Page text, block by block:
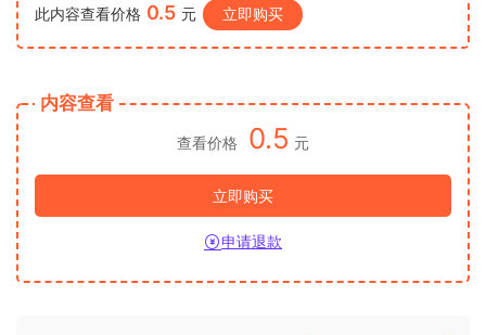
此内容查看价格 0.5 元 立即购买
内容查看
查看价格 0.5 元
立即购买
申请退款